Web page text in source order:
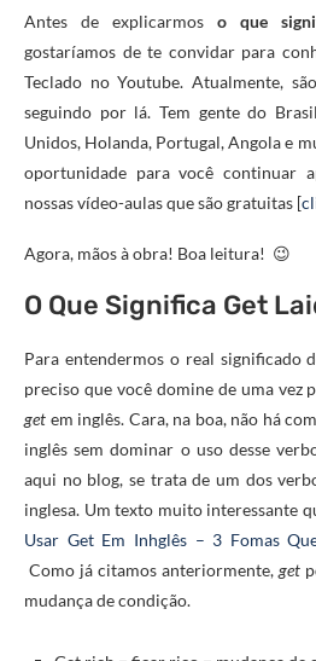
Antes de explicarmos o que
gostaríamos de te convidar para
Teclado no Youtube. Atualmente,
seguindo por lá. Tem gente do
Unidos, Holanda, Portugal, Angola e
oportunidade para você continuar
nossas vídeo-aulas que são gratuitas [
Agora, mãos à obra! Boa leitura! 😉
O Que Significa Get
Para entendermos o real significado
preciso que você domine de uma vez
get em inglês. Cara, na boa, não há
inglês sem dominar o uso desse
aqui no blog, se trata de um dos
inglesa. Um texto muito interessante
Usar Get Em Inhglês – 3 Fomas
Como já citamos anteriormente, get
mudança de condição.